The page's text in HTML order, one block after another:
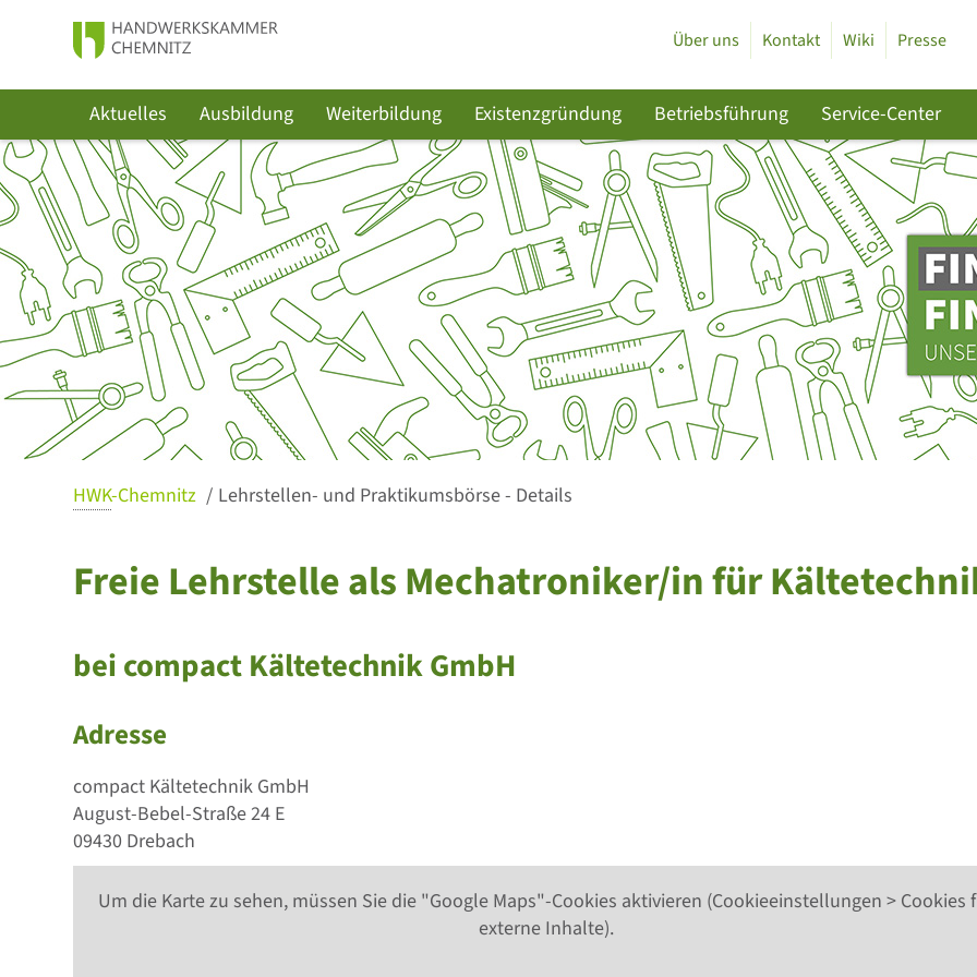
Über uns Kontakt Wiki Presse
Aktuelles Ausbildung Weiterbildung Existenzgründung Betriebsführung Service-Center
HWK-Chemnitz Lehrstellen- und Praktikumsbörse - Details
Freie Lehrstelle als Mechatroniker/in für
bei compact Kältetechnik GmbH
Adresse
compact Kältetechnik GmbH
August-Bebel-Straße 24 E
09430 Drebach
Um die Karte zu sehen, müssen Sie die "Google Maps"-Cookies aktivieren (Cookieeinstellungen > Cookies
externe Inhalte).